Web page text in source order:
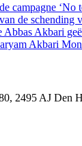
campagne ‘No
de schending
Abbas Akbari
Akbari
2495 AJ Den